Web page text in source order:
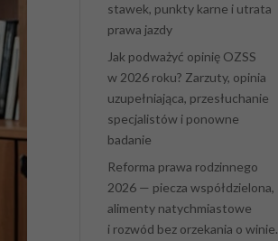
stawek, punkty karne i utrata
prawa jazdy
Jak podważyć opinię OZSS
w 2026 roku? Zarzuty, opinia
uzupełniająca, przesłuchanie
specjalistów i ponowne
badanie
Reforma prawa rodzinnego
2026 — piecza współdzielona,
alimenty natychmiastowe
i rozwód bez orzekania o winie.